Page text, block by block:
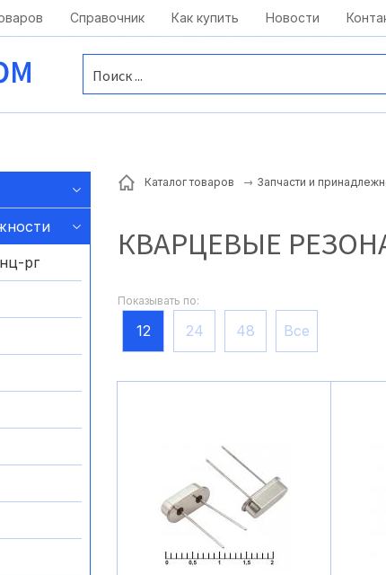
kai@antelcom.ru
д.1 офис 1 c
Справочник Как купить Новости
рг
Каталог товаров Запчасти и
КВАРЦЕВЫЕ
Показывать по:
12 24 48 Все